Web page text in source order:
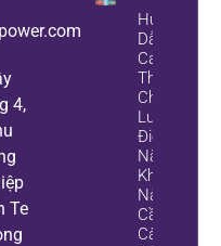
4,
Te
Hướng
Dẫn
Cải
Thiện
Chất
Lượng
Điện
Năng:
Khi
Nào
Cần
Cài